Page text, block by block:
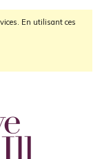
En utilisant ces